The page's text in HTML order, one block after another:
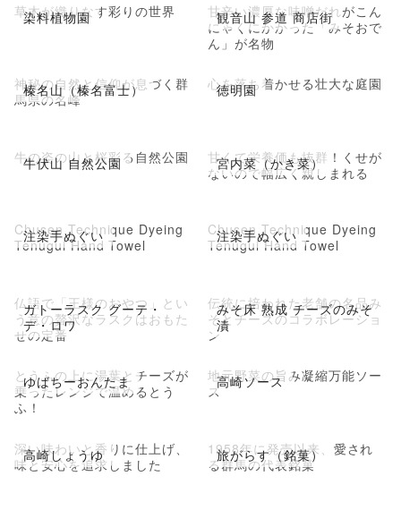
染料植物園
草木が織りなす彩りの世界 観音山 参道 商店街
甘辛い濃厚な味噌だれがこん
にゃくにかかった「みそおで
ん」が名物
榛名山（榛名富士）
神秘の自然と信仰が息づく群
馬県の名峰
徳明園
心を落ち着かせる壮大な庭園
牛伏山 自然公園
牛の姿の山と桜彩る自然公園 宮内菜（かき菜）
甘くて栄養価も抜群！くせが
ないので幅広く親しまれる
注染手ぬぐい
Chusen Technique Dyeing
Tenugui Hand Towel
注染手ぬぐい
Chusen Technique Dyeing
Tenugui Hand Towel
ガトーラスク グーテ・
デ・ロワ
仏語で「王様のおやつ」とい
う意の贅沢なラスクはおもた
せの定番
みそ床 熟成 チーズのみそ
漬
伝統に培われた老舗の名品み
そとチーズのコラボレーショ
ン
ゆばちーおんたま
とうふの上に湯葉とチーズが
乗ったレンジで温めるとう
ふ！
高崎ソース
地元野菜の旨み凝縮万能ソー
ス
高崎しょうゆ
深い味わいと香りに仕上げ、
味と安心を追求しました
旅がらす（銘菓）
1958年に発売以来、愛され
る群馬の代表銘菓